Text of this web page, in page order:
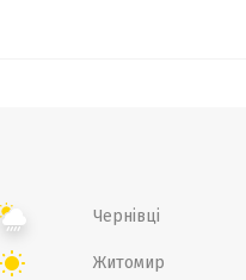
Чернівці
Житомир